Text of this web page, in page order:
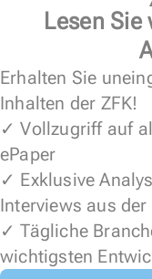
Lesen Sie
Erhalten Sie
Inhalten der ZFK!
✓ Vollzugriff auf
ePaper
✓ Exklusive
Interviews aus der
✓ Tägliche
wichtigsten